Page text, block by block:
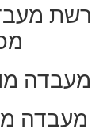
רשת
מעבדה
מעבדה